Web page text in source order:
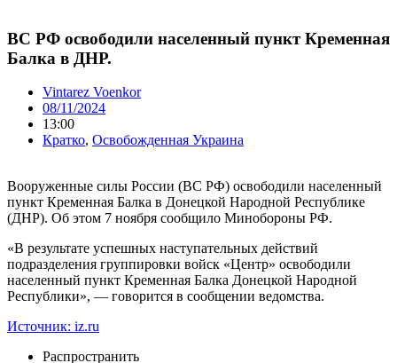
ВС РФ освободили населенный пункт Кременная
Балка в ДНР.
Vintarez Voenkor
08/11/2024
13:00
Кратко, Освобожденная Украина
Вооруженные силы России (ВС РФ) освободили населенный
пункт Кременная Балка в Донецкой Народной Республике
(ДНР). Об этом 7 ноября сообщило Минобороны РФ.
«В результате успешных наступательных действий
подразделения группировки войск «Центр» освободили
населенный пункт Кременная Балка Донецкой Народной
Республики», — говорится в сообщении ведомства.
Источник: iz.ru
Распространить